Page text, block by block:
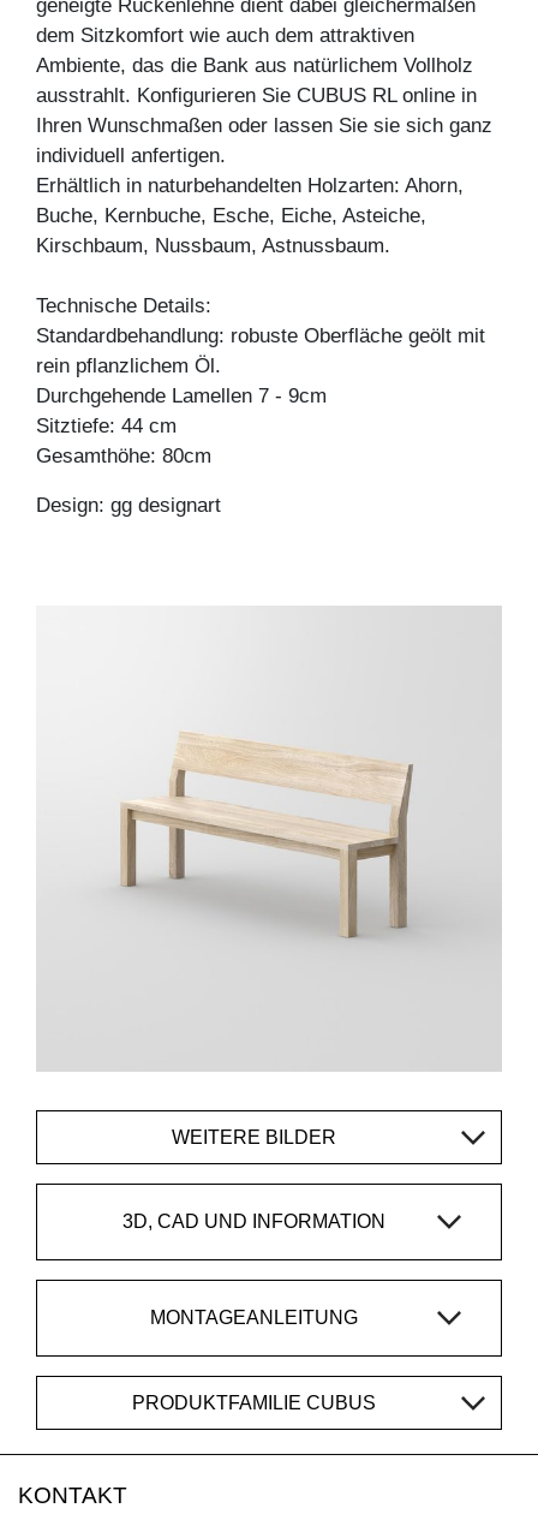
geneigte Rückenlehne dient dabei gleichermaßen
dem Sitzkomfort wie auch dem attraktiven
Ambiente, das die Bank aus natürlichem Vollholz
ausstrahlt. Konfigurieren Sie CUBUS RL online in
Ihren Wunschmaßen oder lassen Sie sie sich ganz
individuell anfertigen.
Erhältlich in naturbehandelten Holzarten: Ahorn,
Buche, Kernbuche, Esche, Eiche, Asteiche,
Kirschbaum, Nussbaum, Astnussbaum.
Technische Details:
Standardbehandlung: robuste Oberfläche geölt mit
rein pflanzlichem Öl.
Durchgehende Lamellen 7 - 9cm
Sitztiefe: 44 cm
Gesamthöhe: 80cm
Design: gg designart
WEITERE BILDER
3D, CAD UND INFORMATION
MONTAGEANLEITUNG
PRODUKTFAMILIE CUBUS
KONTAKT